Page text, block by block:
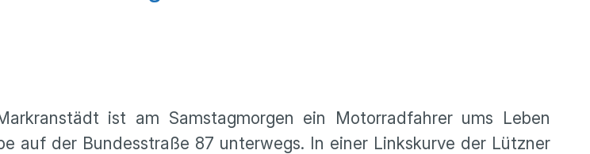
ist am Samstagmorgen ein Motorradfahrer ums Leben
auf der Bundesstraße 87 unterwegs. In einer Linkskurve der Lützner